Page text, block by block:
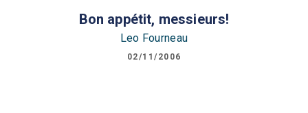
Bon appétit, messieurs!
Leo Fourneau
02/11/2006